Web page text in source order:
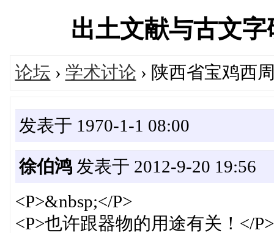
出土文献与古文
论坛 › 学术讨论 › 陕西省宝鸡西
发表于 1970-1-1 08:00
徐伯鸿发表于 2012-9-20 19:56
<P>&nbsp;</P>
<P>也许跟器物的用途有关！</P>